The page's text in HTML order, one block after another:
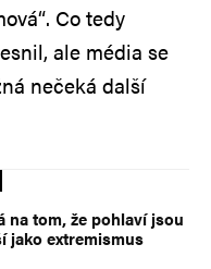
Co tedy
ale média se
nečeká další
na tom, že pohlaví jsou
jako extremismus